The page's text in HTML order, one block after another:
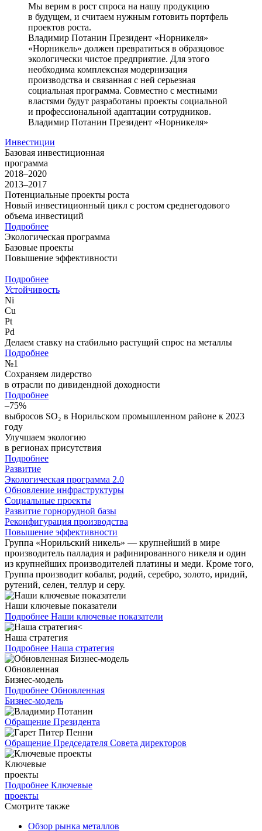
Мы верим в рост спроса на нашу продукцию
в будущем, и считаем нужным готовить портфель
проектов роста.
Владимир Потанин Президент «Норникеля»
«Норникель» должен превратиться в образцовое
экологически чистое предприятие. Для этого
необходима комплексная модернизация
производства и связанная с ней серьезная
социальная программа. Совместно с местными
властями будут разработаны проекты социальной
и профессиональной адаптации сотрудников.
Владимир Потанин Президент «Норникеля»
Инвестиции
Базовая инвестиционная
программа
2018–2020
2013–2017
Потенциальные проекты роста
Новый инвестиционный цикл с ростом среднегодового
объема инвестиций
Подробнее
Экологическая программа
Базовые проекты
Повышение эффективности
Подробнее
Устойчивость
Ni
Cu
Pt
Pd
Делаем ставку на стабильно растущий спрос на металлы
Подробнее
№1
Сохраняем лидерство
в отрасли по дивидендной доходности
Подробнее
–75%
выбросов SO₂ в Норильском промышленном районе к 2023
году
Улучшаем экологию
в регионах присутствия
Подробнее
Развитие
Экологическая программа 2.0
Обновление инфраструктуры
Социальные проекты
Развитие горнорудной базы
Реконфигурация производства
Повышение эффективности
Группа «Норильский никель» — крупнейший в мире
производитель палладия и рафинированного никеля и один
из крупнейших производителей платины и меди. Кроме того,
Группа производит кобальт, родий, серебро, золото, иридий,
рутений, селен, теллур и серу.
Наши ключевые показатели
Подробнее Наши ключевые показатели
Наша стратегия
Подробнее Наша стратегия
Обновленная
Бизнес-модель
Подробнее Обновленная
Бизнес-модель
Обращение Президента
Обращение Председателя Совета директоров
Ключевые
проекты
Подробнее Ключевые
проекты
Смотрите также
Обзор рынка металлов